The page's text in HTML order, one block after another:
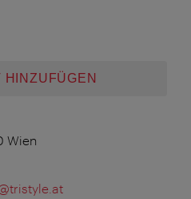
HINZUFÜGEN
Wien